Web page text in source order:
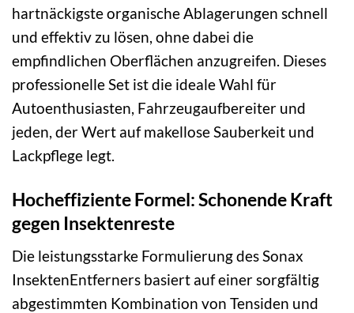
hartnäckigste organische Ablagerungen schnell
und effektiv zu lösen, ohne dabei die
empfindlichen Oberflächen anzugreifen. Dieses
professionelle Set ist die ideale Wahl für
Autoenthusiasten, Fahrzeugaufbereiter und
jeden, der Wert auf makellose Sauberkeit und
Lackpflege legt.
Hocheffiziente Formel: Schonende Kraft
gegen Insektenreste
Die leistungsstarke Formulierung des Sonax
InsektenEntferners basiert auf einer sorgfältig
abgestimmten Kombination von Tensiden und